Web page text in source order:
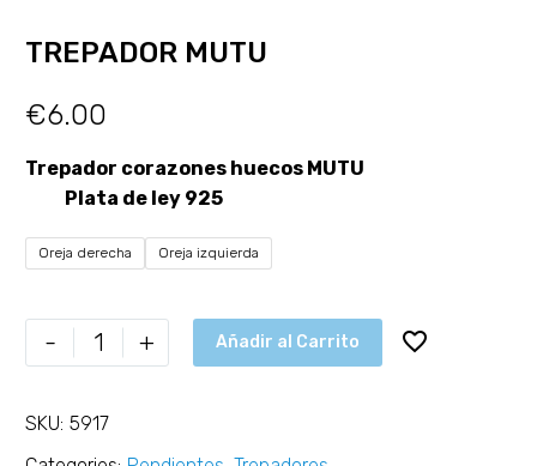
TREPADOR MUTU
€6.00
Trepador corazones huecos MUTU
Plata de ley 925
Oreja derecha Oreja izquierda
- + Añadir al Carrito
SKU: 5917